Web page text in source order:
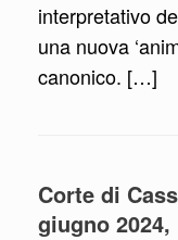
interpretativo
una nuova
canonico. […]
Corte di
giugno 2024,